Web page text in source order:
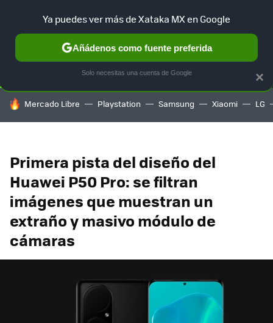
SELECCIÓN GAMING HOME AUTO TERRITORIO
HOY SE HABLA DE
Mercado Libre Playstation Samsung Xiaomi LG
Primera pista del diseño del
Huawei P50 Pro: se filtran
imágenes que muestran un
extraño y masivo módulo de
cámaras
×
Ya puedes ver más de Xataka MX en Google
Añádenos como fuente preferida
Solo necesitas una cuenta de Google